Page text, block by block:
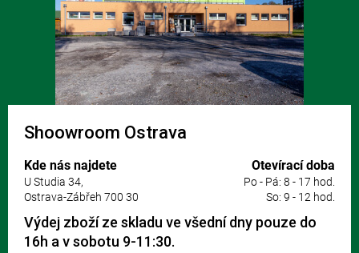
Shoowroom Ostrava
Kde nás najdete
U Studia 34,
Ostrava-Zábřeh 700 30
Otevírací doba
Po - Pá: 8 - 17 hod.
So: 9 - 12 hod.
Výdej zboží ze skladu ve všední dny pouze do
16h a v sobotu 9-11:30.